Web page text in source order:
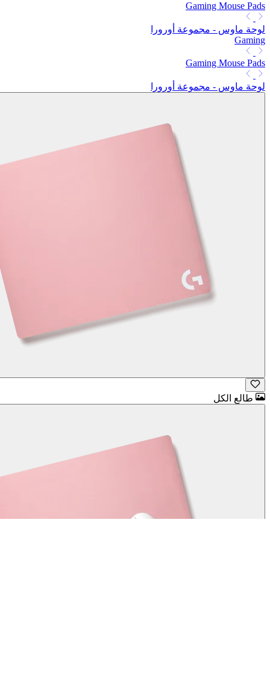
Gaming Mouse Pads
لوحة ماوس - مجموعة أورورا
Gaming
Gaming Mouse Pads
لوحة ماوس - مجموعة أورورا
طالع الكل